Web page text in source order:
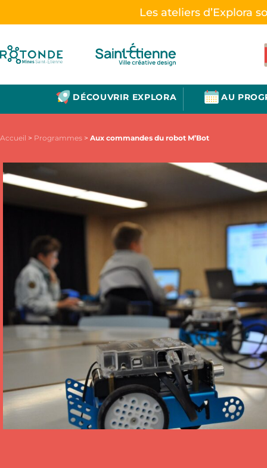
Les ateliers d’Explora
DÉCOUVRIR EXPLORA AU
Accueil > Programmes > Aux commandes du robot M’Bot